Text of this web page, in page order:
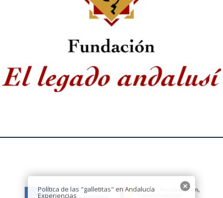
Política de las "galletitas" en Andalucía
Experiencias